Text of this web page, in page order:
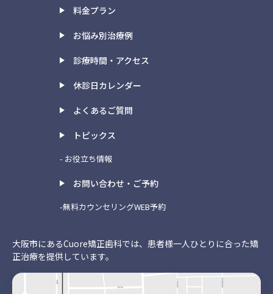
料金プラン
お悩み別治療例
診療時間・アクセス
休診日カレンダー
よくあるご質問
トピックス
- お役立ち情報
お問い合わせ・ご予約
-無料カウンセリングWEB予約
大阪市にあるCuore矯正歯科では、患者様一人ひとりに合った矯
正治療を提供しています。